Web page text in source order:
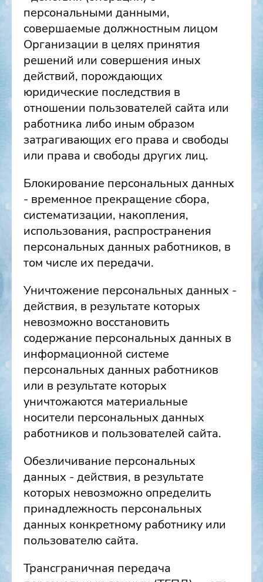
персональными данными,
совершаемые должностным лицом
Организации в целях принятия
решений или совершения иных
действий, порождающих
юридические последствия в
отношении пользователей сайта или
работника либо иным образом
затрагивающих его права и свободы
или права и свободы других лиц.
Блокирование персональных данных
- временное прекращение сбора,
систематизации, накопления,
использования, распространения
персональных данных работников, в
том числе их передачи.
Уничтожение персональных данных -
действия, в результате которых
невозможно восстановить
содержание персональных данных в
информационной системе
персональных данных работников
или в результате которых
уничтожаются материальные
носители персональных данных
работников и пользователей сайта.
Обезличивание персональных
данных - действия, в результате
которых невозможно определить
принадлежность персональных
данных конкретному работнику или
пользователю сайта.
Трансграничная передача